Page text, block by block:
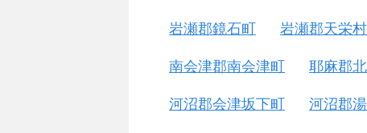
岩瀬郡鏡石町 岩瀬郡天栄村
南会津郡南会津町 耶麻郡
河沼郡会津坂下町 河沼郡